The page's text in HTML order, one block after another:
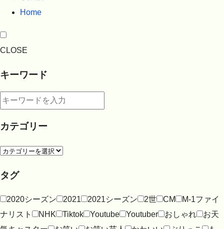
Home
CLOSE
キーワード
カテゴリー
タグ
2020シーズン 2021 2021シーズン 2世 CM
M-1ファイ
ナリスト
NHK Tiktok Youtube Youtuber おしゃれ
お天